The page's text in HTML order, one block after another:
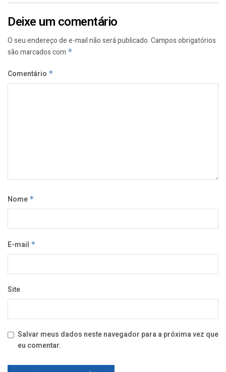
Deixe um comentário
O seu endereço de e-mail não será publicado.Campos obrigatórios
são marcados com *
Comentário *
Nome *
E-mail *
Site
Salvar meus dados neste navegador para a próxima vez que
eu comentar.